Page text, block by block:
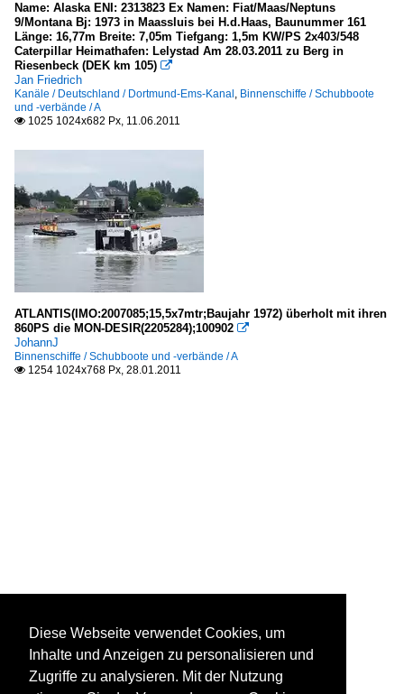
Name: Alaska ENI: 2313823 Ex Namen: Fiat/Maas/Neptuns
9/Montana Bj: 1973 in Maassluis bei H.d.Haas, Baunummer 161
Länge: 16,77m Breite: 7,05m Tiefgang: 1,5m KW/PS 2x403/548
Caterpillar Heimathafen: Lelystad Am 28.03.2011 zu Berg in
Riesenbeck (DEK km 105) 
Jan Friedrich
Kanäle / Deutschland / Dortmund-Ems-Kanal , Binnenschiffe / Schubboote
und -verbände / A
 1025 1024x682 Px, 11.06.2011
ATLANTIS(IMO:2007085;15,5x7mtr;Baujahr 1972) überholt mit ihren
860PS die MON-DESIR(2205284);100902 
JohannJ
Binnenschiffe / Schubboote und -verbände / A
 1254 1024x768 Px, 28.01.2011
Diese Webseite verwendet Cookies, um
Inhalte und Anzeigen zu personalisieren und
Zugriffe zu analysieren. Mit der Nutzung